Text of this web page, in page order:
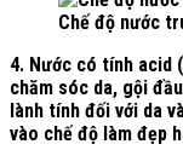
Chế độ nước
4. Nước có tính acid
chăm sóc da, gội
lành tính đối với da
vào chế độ làm đẹp